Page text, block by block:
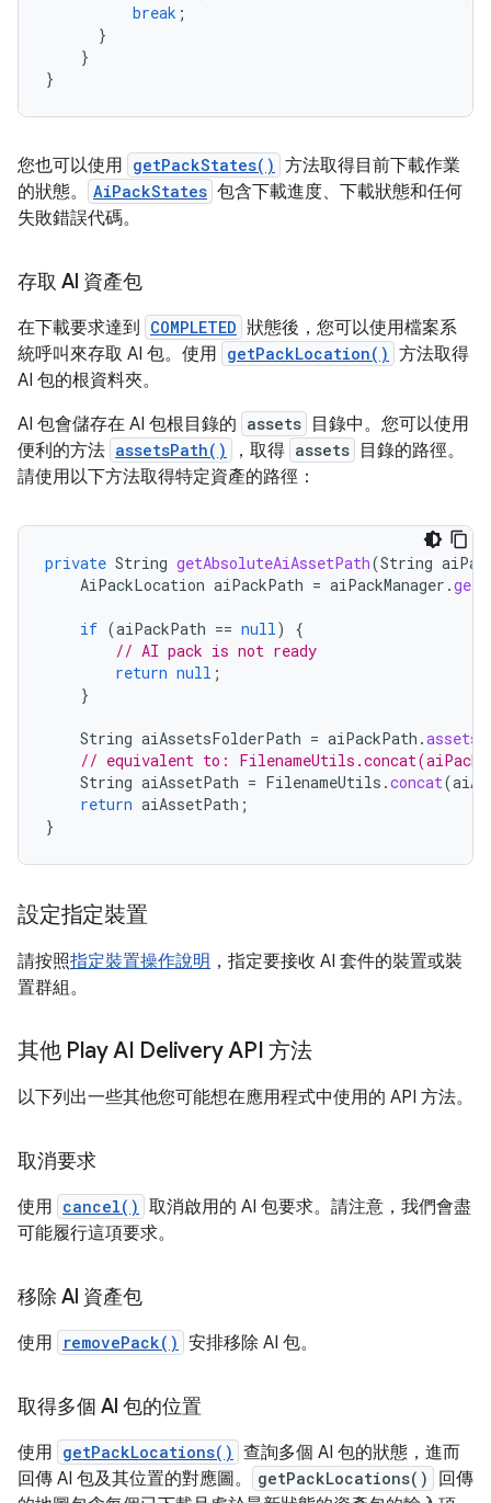
break ;
}
}
}
您也可以使用 getPackStates() 方法取得目前下載作業
的狀態。
AiPackStates 包含下載進度、下載狀態和任何
失敗錯誤代碼。
存取 AI 資產包
在下載要求達到 COMPLETED 狀態後，您可以使用檔案系
統呼叫來存取 AI 包。使用 getPackLocation() 方法取得
AI 包的根資料夾。
AI 包會儲存在 AI 包根目錄的 assets
目錄中。您可以使用
便利的方法 assetsPath() ，取得 assets
目錄的路徑。
請使用以下方法取得特定資產的路徑：
private String getAbsoluteAiAssetPath(String
AiPackLocation aiPackPath = aiPackManager .
if (aiPackPath == null)
{
// AI pack is not ready
return null ;
}
String aiAssetsFolderPath = aiPackPath .
// equivalent to:
String aiAssetPath = FilenameUtils .concat(
return aiAssetPath ;
}
設定指定裝置
請按照指定裝置操作說明 ，指定要接收 AI 套件的裝置或裝
置群組。
其他 Play AI Delivery API 方法
以下列出一些其他您可能想在應用程式中使用的 API 方法。
取消要求
使用 cancel() 取消啟用的 AI 包要求。請注意，我們會盡
可能履行這項要求。
移除 AI 資產包
使用 removePack() 安排移除 AI 包。
取得多個 AI 包的位置
使用 getPackLocations() 查詢多個 AI 包的狀態，進而
回傳 AI 包及其位置的對應圖。
getPackLocations()
回傳